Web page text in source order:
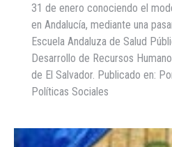
31 de enero conociendo el
en Andalucía, mediante una
Escuela Andaluza de Salud
Desarrollo de Recursos
de El Salvador. Publicado en:
Políticas Sociales